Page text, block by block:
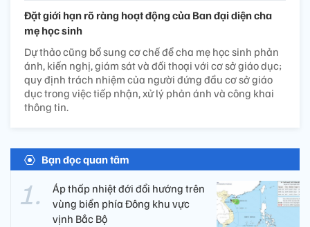
Đặt giới hạn rõ ràng hoạt động của Ban đại diện cha
mẹ học sinh
Dự thảo cũng bổ sung cơ chế để cha mẹ học sinh phản
ánh, kiến nghị, giám sát và đối thoại với cơ sở giáo dục;
quy định trách nhiệm của người đứng đầu cơ sở giáo
dục trong việc tiếp nhận, xử lý phản ánh và công khai
thông tin.
Bạn đọc quan tâm
Áp thấp nhiệt đới đổi hướng trên
vùng biển phía Đông khu vực
vịnh Bắc Bộ